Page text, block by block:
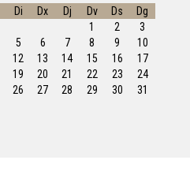
Di Dx Dj Dv Ds
Dg
1
2
3
5 6 7 8 9
10
12 13 14 15 16
17
19 20 21 22 23
24
26 27 28 29 30 31